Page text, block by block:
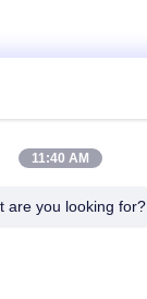
11:40 AM
are you looking for?